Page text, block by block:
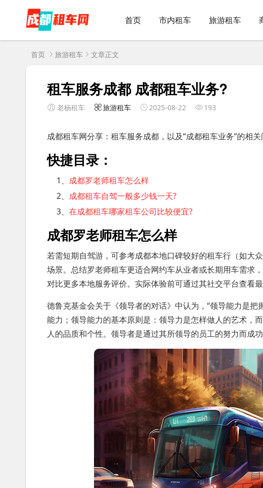
首页 市内租车 旅游租车
首页 旅游租车 文章正文
租车服务成都 成都租车业务?
老杨租车 旅游租车 2025-08-22 193
成都租车网分享：租车服务成都，以及“成都租车业务”的相关
快捷目录：
1、 成都罗老师租车怎么样
2、 成都租车自驾一般多少钱一天?
3、在成都租车哪家租车公司比较便宜?
成都罗老师租车怎么样
若需短期自驾游，可参考成都本地口碑较好的租车行（如大
场景。总结罗老师租车更适合网约车从业者或长期用车需求
对比更多本地服务评价。实际体验前可通过其社交平台查看
德鲁克基金会关于《领导者的对话》中认为，“领导能力是
能力；领导能力的基本原则是：领导力是怎样做人的艺术，
人的品质和个性。领导者是通过其所领导的员工的努力而成功